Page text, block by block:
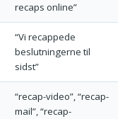
recaps online”
“Vi recappede
beslutningerne til
sidst”
“recap-video”, “recap-
mail”, “recap-